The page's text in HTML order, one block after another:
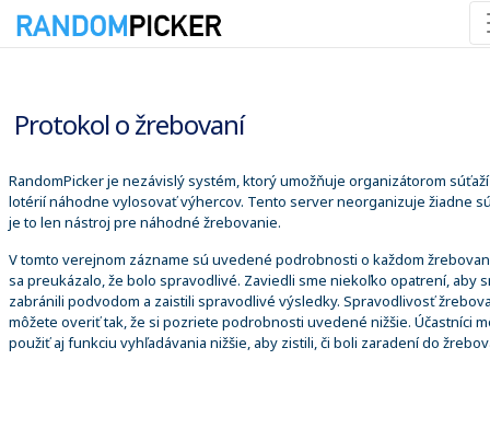
Protokol o žrebovaní
RandomPicker je nezávislý systém, ktorý umožňuje organizátorom
lotérií náhodne vylosovať výhercov. Tento server neorganizuje žiadne
je to len nástroj pre náhodné žrebovanie.
V tomto verejnom zázname sú uvedené podrobnosti o každom
sa preukázalo, že bolo spravodlivé. Zaviedli sme niekoľko opatrení, aby
zabránili podvodom a zaistili spravodlivé výsledky. Spravodlivosť
môžete overiť tak, že si pozriete podrobnosti uvedené nižšie. Účastníci
použiť aj funkciu vyhľadávania nižšie, aby zistili, či boli zaradení do